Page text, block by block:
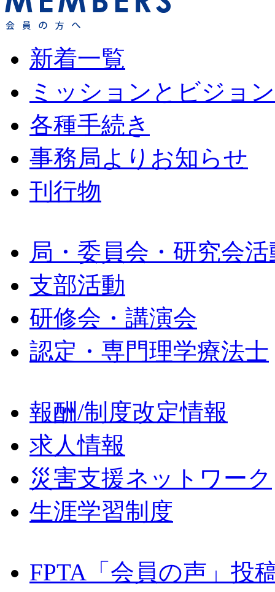
新着一覧
ミッションとビジョン
各種手続き
事務局よりお知らせ
刊行物
局・委員会・研究会
支部活動
研修会・講演会
認定・専門理学療法士
報酬/制度改定情報
求人情報
災害支援ネットワーク
生涯学習制度
FPTA「会員の声」投